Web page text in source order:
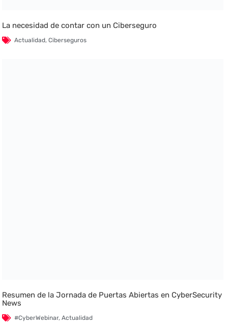
La necesidad de contar con un Ciberseguro
Actualidad,Ciberseguros
Resumen de la Jornada de Puertas Abiertas en CyberSecurity
News
#CyberWebinar,Actualidad